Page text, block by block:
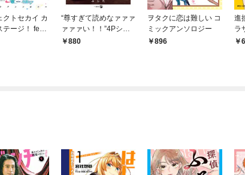
クトセカイ カ
ージ！ feat.
コミックア
“尊すぎて読めなァァァ
ァァァい！！”4Pショ
ート・ストーリーズ
880
ヲタクに恋は難しい コ
ミックアンソロジー
896
進
ラ
歳